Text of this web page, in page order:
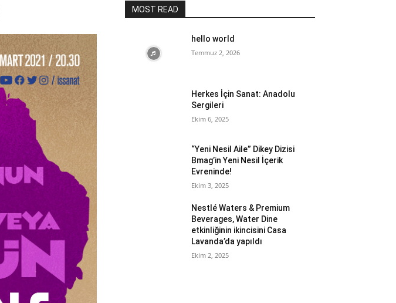
MOST READ
hello world
Temmuz 2, 2026
Herkes İçin Sanat: Anadolu
Sergileri
Ekim 6, 2025
“Yeni Nesil Aile” Dikey Dizisi
Bmag’in Yeni Nesil İçerik
Evreninde!
Ekim 3, 2025
Nestlé Waters & Premium
Beverages, Water Dine
etkinliğinin ikincisini Casa
Lavanda’da yapıldı
Ekim 2, 2025